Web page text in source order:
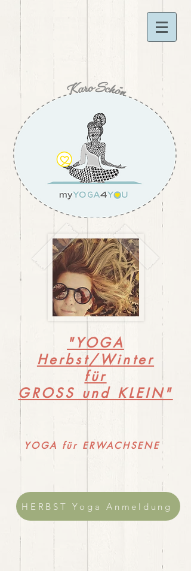
"YOGA
Herbst/Winter
für
GROSS und KLEIN"
YOGA für ERWACHSENE
HERBST Yoga Anmeldung